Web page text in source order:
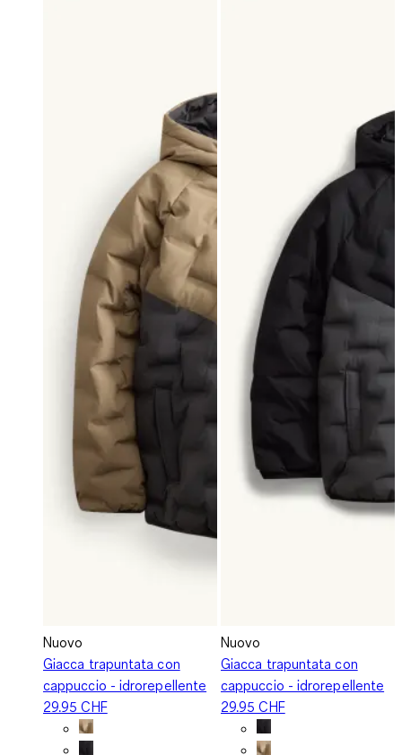
Nuovo
Giacca trapuntata con
cappuccio - idrorepellente
29.95 CHF
Nuovo
Giacca trapuntata con
cappuccio - idrorepellente
29.95 CHF